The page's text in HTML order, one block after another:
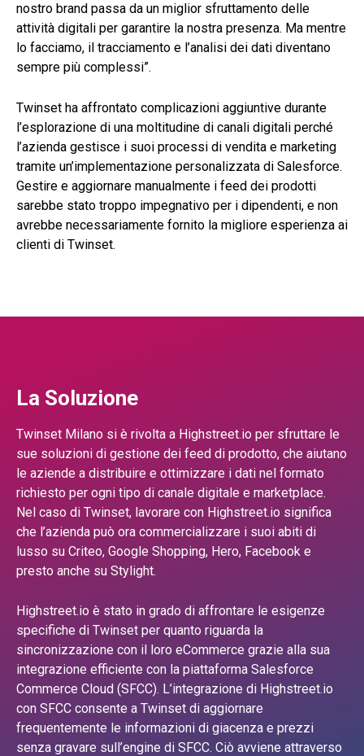
nostro brand passa da un miglior sfruttamento delle
attività digitali per garantire la nostra presenza. Ma mentre
lo facciamo, il tracciamento e l’analisi dei dati diventano
sempre più complessi”.
Twinset ha affrontato complicazioni aggiuntive durante
l’esplorazione di una moltitudine di canali digitali perché
l’azienda gestisce i suoi processi di vendita e marketing
tramite un’implementazione personalizzata di Salesforce.
Gestire e aggiornare manualmente i feed dei prodotti
sarebbe stato troppo impegnativo per i dipendenti, e non
avrebbe necessariamente fornito la migliore esperienza ai
clienti di Twinset.
La Soluzione
Twinset Milano si è rivolta a Highstreet.io per sfruttare le
sue soluzioni di gestione dei feed di prodotto, che aiutano
le aziende a distribuire e ottimizzare i dati nel formato
richiesto per ogni tipo di canale digitale e marketplace.
Nel caso di Twinset, lavorare con Highstreet.io significa
che l’azienda può ora commercializzare i suoi abiti di
lusso su Criteo, Google Shopping, Hero, Facebook e
presto anche su Stylight.
Highstreet.io è stato in grado di affrontare le esigenze
specifiche di Twinset per quanto riguarda la
sincronizzazione con il loro eCommerce grazie alla sua
integrazione efficiente con la piattaforma Salesforce
Commerce Cloud (SFCC). L’integrazione di Highstreet.io
con SFCC consente a Twinset di aggiornare
frequentemente le informazioni di giacenza e prezzi
senza gravare sull’engine di SFCC. Ciò avviene attraverso